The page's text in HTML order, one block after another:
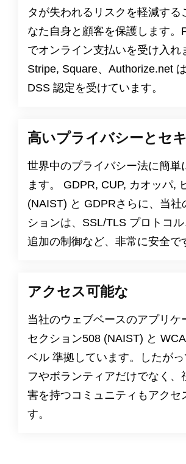
タが失われるリスクを軽減する
なた自身と顧客を保護します。
でオンライン支払いを受け入れ
Stripe, Square、Authorize.net
DSS 認定を受けています。
高いプライバシーとセ
世界中のプライバシー法に簡単
ます。 GDPR, CUP, カオッパ,
(NAIST) と GDPRさらに、当社
ションは、SSL/TLS プロトコル
追加の制御など、非常に安全で
アクセス可能な
当社のウェブベースのアプリケ
セクション508 (NAIST) と
ベル 準拠しています。したが
フやボランティアだけでなく、
害を持つコミュニティもアクセ
す。